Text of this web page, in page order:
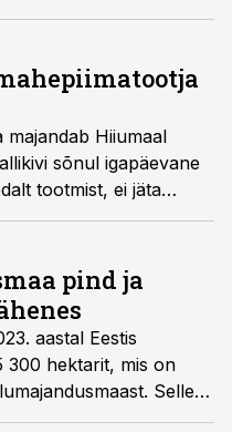
ning heideti pilk
Eestis.
majandab Hiiumaal
sõnul igapäevane
tootmist, ei jäta
lõpus õnnelik, et ka
taga.
pind ja
aastal Eestis
300 hektarit, mis on
Sellest
tootmisel ja